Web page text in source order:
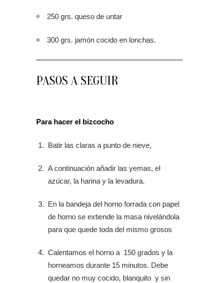
250 grs. queso de untar
300 grs. jamón cocido en lonchas.
PASOS A SEGUIR
Para hacer el bizcocho
Batir las claras a punto de nieve,
A continuación añadir las yemas, el
azúcar, la harina y la levadura.
En la bandeja del horno forrada con papel
de horno se extiende la masa nivelándola
para que quede toda del mismo grosos
Calentamos el horno a 150 grados y la
horneamos durante 15 minutos. Debe
quedar no muy cocido, blanquito y sin